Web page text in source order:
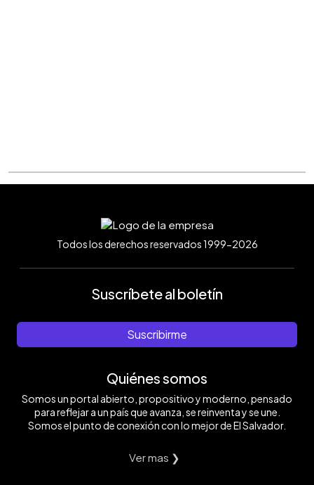
Todos los derechos reservados 1999-2026
Suscríbete al boletín
Suscribirme
Quiénes somos
Somos un portal abierto, propositivo y moderno, pensado
para reflejar a un país que avanza, se reinventa y se une.
Somos el punto de conexión con lo mejor de El Salvador.
Ver mas ❯